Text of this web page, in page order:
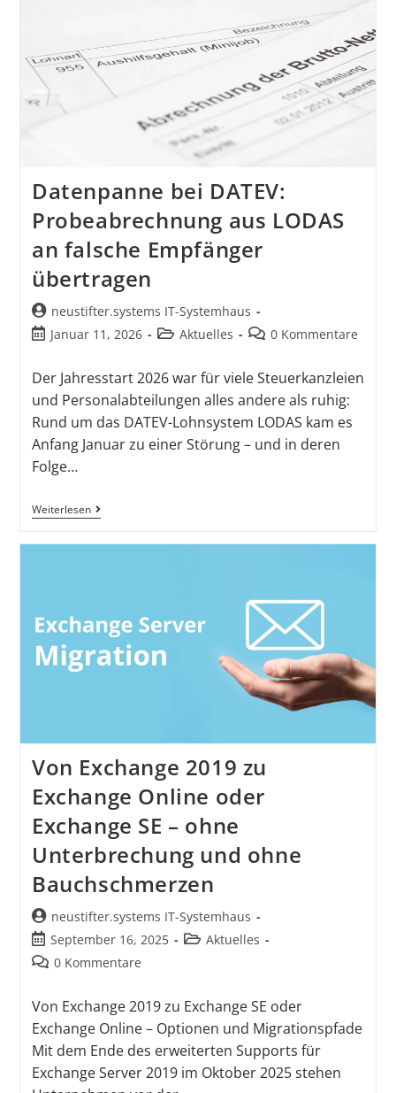
Datenpanne bei DATEV:
Probeabrechnung aus LODAS
an falsche Empfänger
übertragen
neustifter.systems IT-Systemhaus
Januar 11, 2026
Aktuelles 0 Kommentare
Der Jahresstart 2026 war für viele Steuerkanzleien
und Personalabteilungen alles andere als ruhig:
Rund um das DATEV-Lohnsystem LODAS kam es
Anfang Januar zu einer Störung – und in deren
Folge…
Weiterlesen
Von Exchange 2019 zu
Exchange Online oder
Exchange SE – ohne
Unterbrechung und ohne
Bauchschmerzen
neustifter.systems IT-Systemhaus
September 16, 2025
Aktuelles
0 Kommentare
Von Exchange 2019 zu Exchange SE oder
Exchange Online – Optionen und Migrationspfade
Mit dem Ende des erweiterten Supports für
Exchange Server 2019 im Oktober 2025 stehen